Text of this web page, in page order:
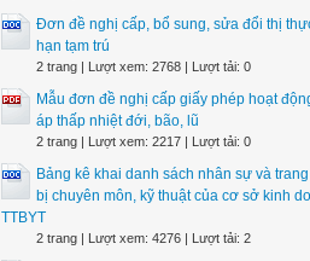
Đơn đề nghị cấp, bổ sung, sửa đổi thị
hạn tạm trú
2 trang | Lượt xem: 2768 | Lượt tải: 0
Mẫu đơn đề nghị cấp giấy phép hoạt
áp thấp nhiệt đới, bão, lũ
2 trang | Lượt xem: 2217 | Lượt tải: 0
Bảng kê khai danh sách nhân sự và
bị chuyên môn, kỹ thuật của cơ sở kinh
TTBYT
2 trang | Lượt xem: 4276 | Lượt tải: 2